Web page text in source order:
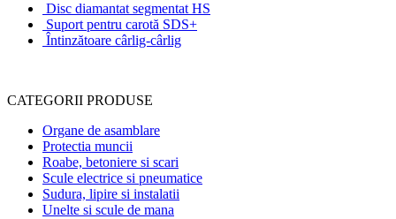
Disc diamantat segmentat HS
Suport pentru carotă SDS+
Întinzătoare cârlig-cârlig
CATEGORII PRODUSE
Organe de asamblare
Protectia muncii
Roabe, betoniere si scari
Scule electrice si pneumatice
Sudura, lipire si instalatii
Unelte si scule de mana